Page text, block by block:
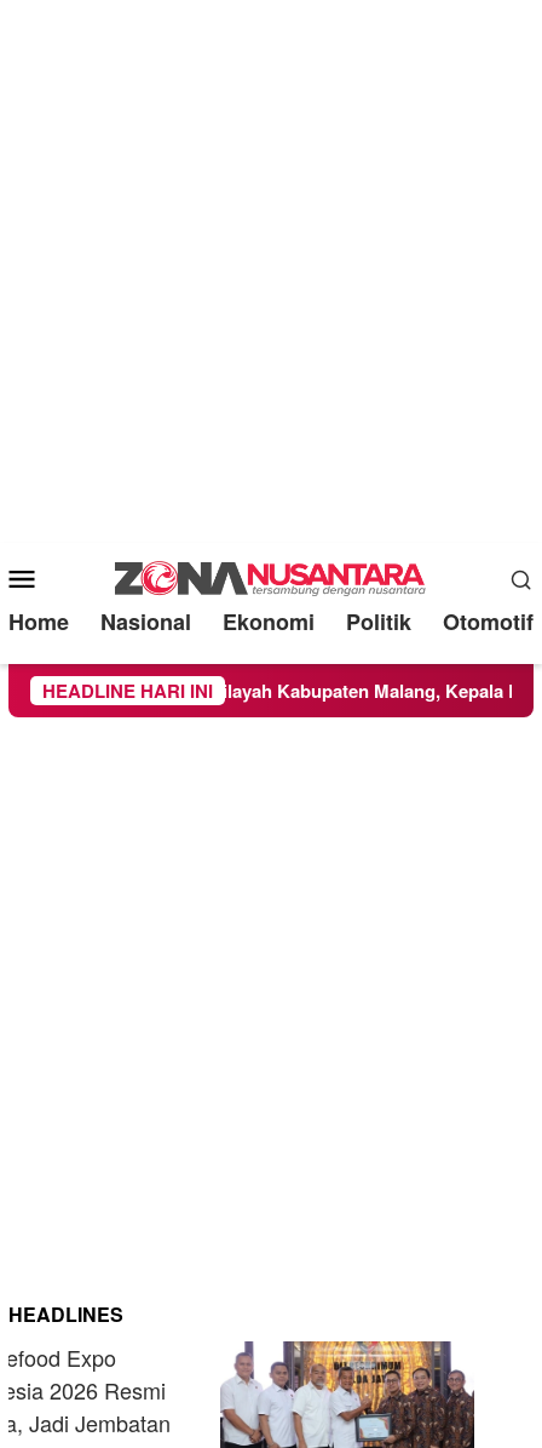
Mobile
Menu
Home Nasional Ekonomi Politik Otomotif
HEADLINE HARI INI
Meluas ke Wilayah Kabupaten Malang, Kepala BNPB
HEADLINES